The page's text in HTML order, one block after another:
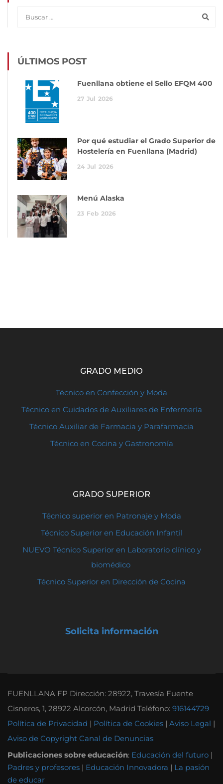
ÚLTIMOS POST
Fuenllana obtiene el Sello EFQM 400
27 Jul 2026
Por qué estudiar el Grado Superior de
Hostelería en Fuenllana (Madrid)
24 Jul 2026
Menú Alaska
23 Feb 2026
GRADO MEDIO
Técnico en Confección y Moda
Técnico en Cuidados de Auxiliares de Enfermería
Técnico Auxiliar de Farmacia y Parafarmacia
Técnico en Cocina y Gastronomía
GRADO SUPERIOR
Técnico superior en Patronaje y Moda
Técnico Superior en Educación Infantil
NUEVO Técnico Superior en Laboratorio clínico y
biomédico
Técnico Superior en Dirección de Cocina
Solicita información
FUENLLANA FP Dirección: 28922, Travesía Fuente
Cisneros, 1, 28922 Alcorcón, Madrid Teléfono: 916144729
Política de Privacidad | Política de Cookies | Aviso Legal |
Aviso de Copyright Canal de Denuncias
Publicaciones sobre educación: Educación del futuro |
Padres y profesores | Educación Innovadora | La pasión
de educar